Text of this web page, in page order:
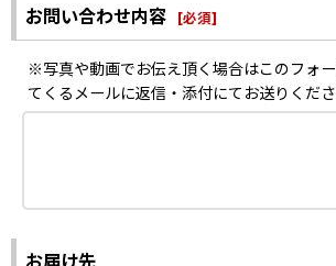
お問い合わせ内容 [必須]
※写真や動画でお伝え頂く場合はこのフォ
てくるメールに返信・添付にてお送りくだ
お届け先